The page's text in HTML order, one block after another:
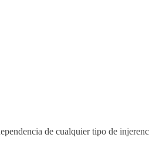
de cualquier tipo de